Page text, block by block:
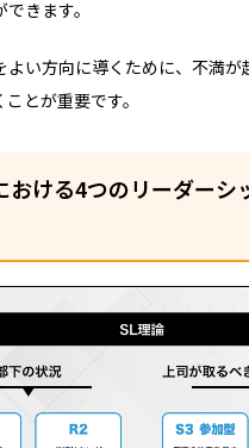
きます。
よい方向に導くために、不満が
とが重要です。
おける4つのリーダーシ